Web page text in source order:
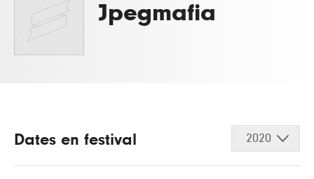
Jpegmafia
Dates en festival 2020